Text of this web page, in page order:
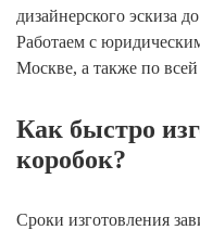
дизайнерского эскиза
Работаем с
Москве, а также по
Как быстро
коробок?
Сроки изготовления